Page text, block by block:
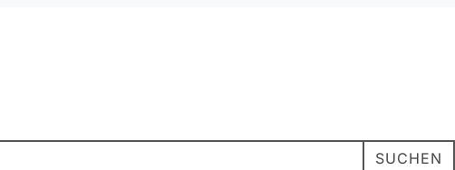
SUCHEN